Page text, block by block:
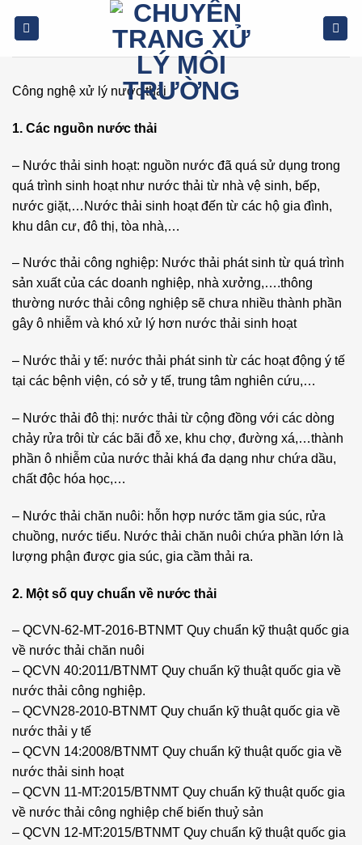
Công nghệ xử lý nước thải
1. Các nguồn nước thải
– Nước thải sinh hoạt: nguồn nước đã quá sử dụng trong
quá trình sinh hoạt như nước thải từ nhà vệ sinh, bếp,
nước giặt,…Nước thải sinh hoạt đến từ các hộ gia đình,
khu dân cư, đô thị, tòa nhà,…
– Nước thải công nghiệp: Nước thải phát sinh từ quá trình
sản xuất của các doanh nghiệp, nhà xưởng,….thông
thường nước thải công nghiệp sẽ chưa nhiều thành phần
gây ô nhiễm và khó xử lý hơn nước thải sinh hoạt
– Nước thải y tế: nước thải phát sinh từ các hoạt động ý tế
tại các bệnh viện, có sở y tế, trung tâm nghiên cứu,…
– Nước thải đô thị: nước thải từ cộng đồng với các dòng
chảy rửa trôi từ các bãi đỗ xe, khu chợ, đường xá,…thành
phần ô nhiễm của nước thải khá đa dạng như chứa dầu,
chất độc hóa học,…
– Nước thải chăn nuôi: hỗn hợp nước tăm gia súc, rửa
chuồng, nước tiểu. Nước thải chăn nuôi chứa phần lớn là
lượng phận được gia súc, gia cầm thải ra.
2. Một số quy chuẩn về nước thải
– QCVN-62-MT-2016-BTNMT Quy chuẩn kỹ thuật quốc gia
về nước thải chăn nuôi
– QCVN 40:2011/BTNMT Quy chuẩn kỹ thuật quốc gia về
nước thải công nghiệp.
– QCVN28-2010-BTNMT Quy chuẩn kỹ thuật quốc gia về
nước thải y tế
– QCVN 14:2008/BTNMT Quy chuẩn kỹ thuật quốc gia về
nước thải sinh hoạt
– QCVN 11-MT:2015/BTNMT Quy chuẩn kỹ thuật quốc gia
về nước thải công nghiệp chế biến thuỷ sản
– QCVN 12-MT:2015/BTNMT Quy chuẩn kỹ thuật quốc gia